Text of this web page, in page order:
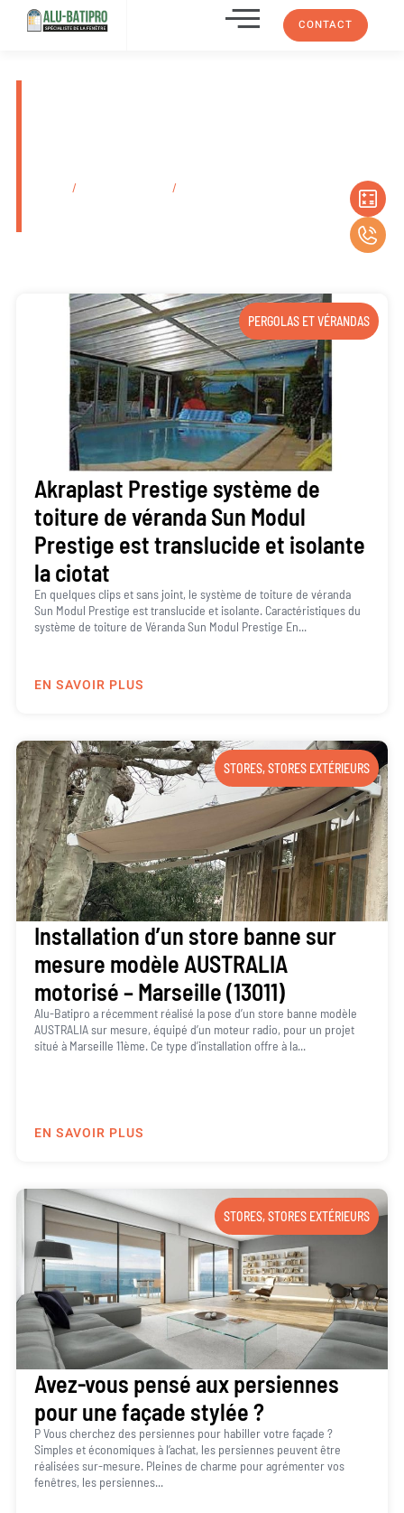
CONTACT
/ /
isolation phonique et thermique Les Caillols 13012 dans les Bouches-
PERGOLAS ET VÉRANDAS
Akraplast Prestige système de
toiture de véranda Sun Modul
Prestige est translucide et isolante
la ciotat
En quelques clips et sans joint, le système de toiture de véranda
Sun Modul Prestige est translucide et isolante. Caractéristiques du
système de toiture de Véranda Sun Modul Prestige En...
EN SAVOIR PLUS
STORES,STORES EXTÉRIEURS
Installation d’un store banne sur
mesure modèle AUSTRALIA
motorisé – Marseille (13011)
Alu-Batipro a récemment réalisé la pose d’un store banne modèle
AUSTRALIA sur mesure, équipé d’un moteur radio, pour un projet
situé à Marseille 11ème. Ce type d’installation offre à la...
EN SAVOIR PLUS
STORES,STORES EXTÉRIEURS
Avez-vous pensé aux persiennes
pour une façade stylée ?
P Vous cherchez des persiennes pour habiller votre façade ?
Simples et économiques à l’achat, les persiennes peuvent être
réalisées sur-mesure. Pleines de charme pour agrémenter vos
fenêtres, les persiennes...